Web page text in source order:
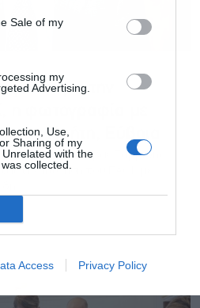
Sale of my
my
Advertising.
Use,
Sharing of my
with the
collected.
Access Privacy Policy
Ιβάν για την
η φωτογραφία με
σε Κρήτη, Εύβοια
την οποία ο Ιβάν Σαββίδης
την πώληση του ΠΑΟΚ με